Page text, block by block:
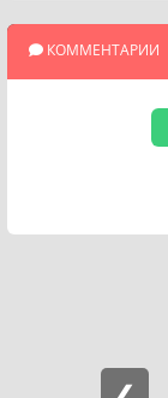
КОММЕНТАРИИ